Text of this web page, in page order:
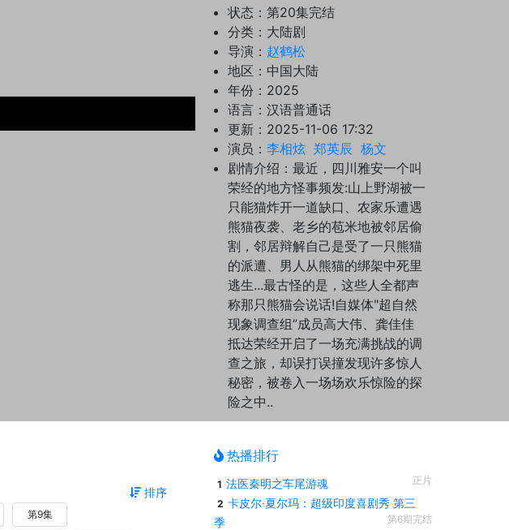
状态： 第20集完结
分类： 大陆剧
导演： 赵鹤松
地区： 中国大陆
年份： 2025
语言： 汉语普通话
更新： 2025-11-06 17:32
演员： 李相炫 郑英辰 杨文
剧情介绍： 最近，四川雅安一个叫
荣经的地方怪事频发:山上野湖被一
只能猫炸开一道缺口、农家乐遭遇
熊猫夜袭、老乡的苞米地被邻居偷
割，邻居辩解自己是受了一只熊猫
的派遭、男人从熊猫的绑架中死里
逃生...最古怪的是，这些人全都声
称那只熊猫会说话!自媒体"超自然
现象调查组”成员高大伟、龚佳佳
抵达荣经开启了一场充满挑战的调
查之旅，却误打误撞发现许多惊人
秘密，被卷入一场场欢乐惊险的探
险之中..
排序
第9集
热播排行
1 法医秦明之车尾游魂
正片
2 卡皮尔·夏尔玛：超级印度喜剧秀 第三
季
第6期完结